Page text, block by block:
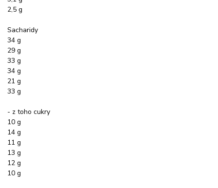
2,5 g
Sacharidy
34 g
29 g
33 g
34 g
21 g
33 g
- z toho cukry
10 g
14 g
11 g
13 g
12 g
10 g